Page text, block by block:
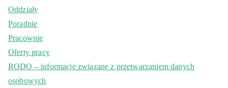
Oddziały
Poradnie
Pracownie
Oferty pracy
RODO – informacje związane z przetwarzaniem danych
osobowych